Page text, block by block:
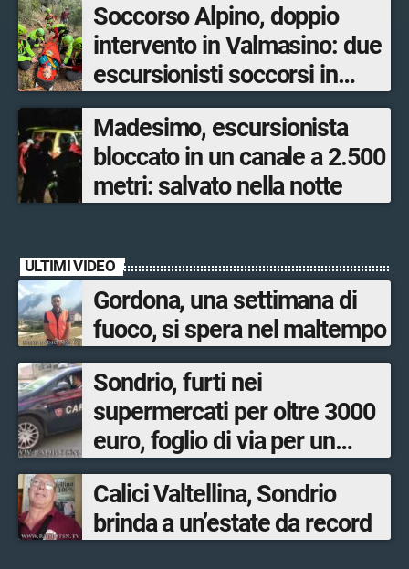
Soccorso Alpino, doppio
intervento in Valmasino: due
escursionisti soccorsi in
poche ore
Madesimo, escursionista
bloccato in un canale a 2.500
metri: salvato nella notte
ULTIMI VIDEO
Gordona, una settimana di
fuoco, si spera nel maltempo
Sondrio, furti nei
supermercati per oltre 3000
euro, foglio di via per un
ventinovenne
Calici Valtellina, Sondrio
brinda a un’estate da record